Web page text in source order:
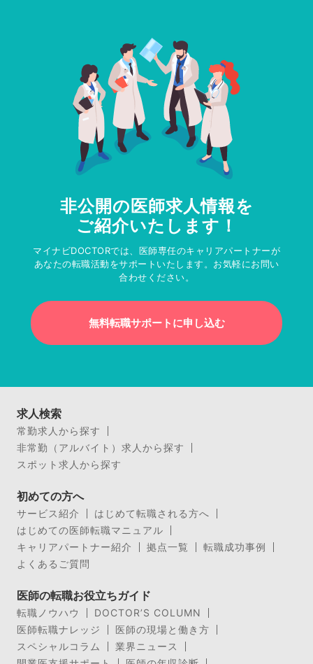
非公開の医師求人情報を
ご紹介いたします！
マイナビDOCTORでは、医師専任のキャリアパートナーが
あなたの転職活動をサポートいたします。お気軽にお問い
合わせください。
無料転職サポートに申し込む
求人検索
常勤求人から探す
非常勤（アルバイト）求人から探す
スポット求人から探す
初めての方へ
サービス紹介
はじめて転職される方へ
はじめての医師転職マニュアル
キャリアパートナー紹介
拠点一覧
転職成功事例
よくあるご質問
医師の転職お役立ちガイド
転職ノウハウ
DOCTOR’S COLUMN
医師転職ナレッジ
医師の現場と働き方
スペシャルコラム
業界ニュース